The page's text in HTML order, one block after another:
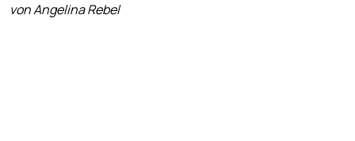
von Angelina Rebel